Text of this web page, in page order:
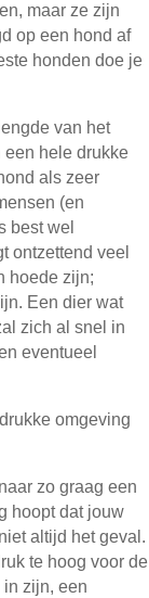
maar ze zijn
op een hond af
honden doe je
van het
een hele drukke
als zeer
(en
best wel
ontzettend veel
hoede zijn;
Een dier wat
zich al snel in
eventueel
omgeving
zo graag een
hoopt dat jouw
altijd het geval.
te hoog voor de
zijn, een